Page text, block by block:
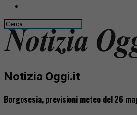
Notizia Oggi.it
Borgosesia, previsioni meteo del 26